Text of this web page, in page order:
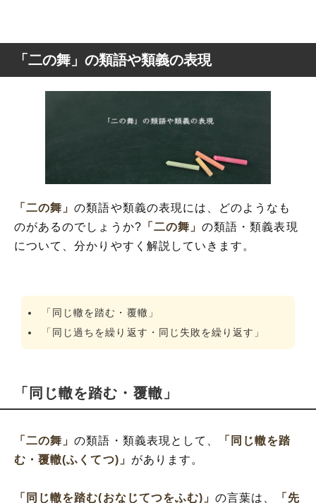
「二の舞」の類語や類義の表現
「二の舞」の類語や類義の表現には、どのようなも
のがあるのでしょうか? 「二の舞」の類語・類義表現
について、分かりやすく解説していきます。
「同じ轍を踏む・覆轍」
「同じ過ちを繰り返す・同じ失敗を繰り返す」
「同じ轍を踏む・覆轍」
「二の舞」の類語・類義表現として、
「同じ轍を踏
む・覆轍(ふくてつ)」 があります。
「同じ轍を踏む(おなじてつをふむ)」の言葉は、 「先